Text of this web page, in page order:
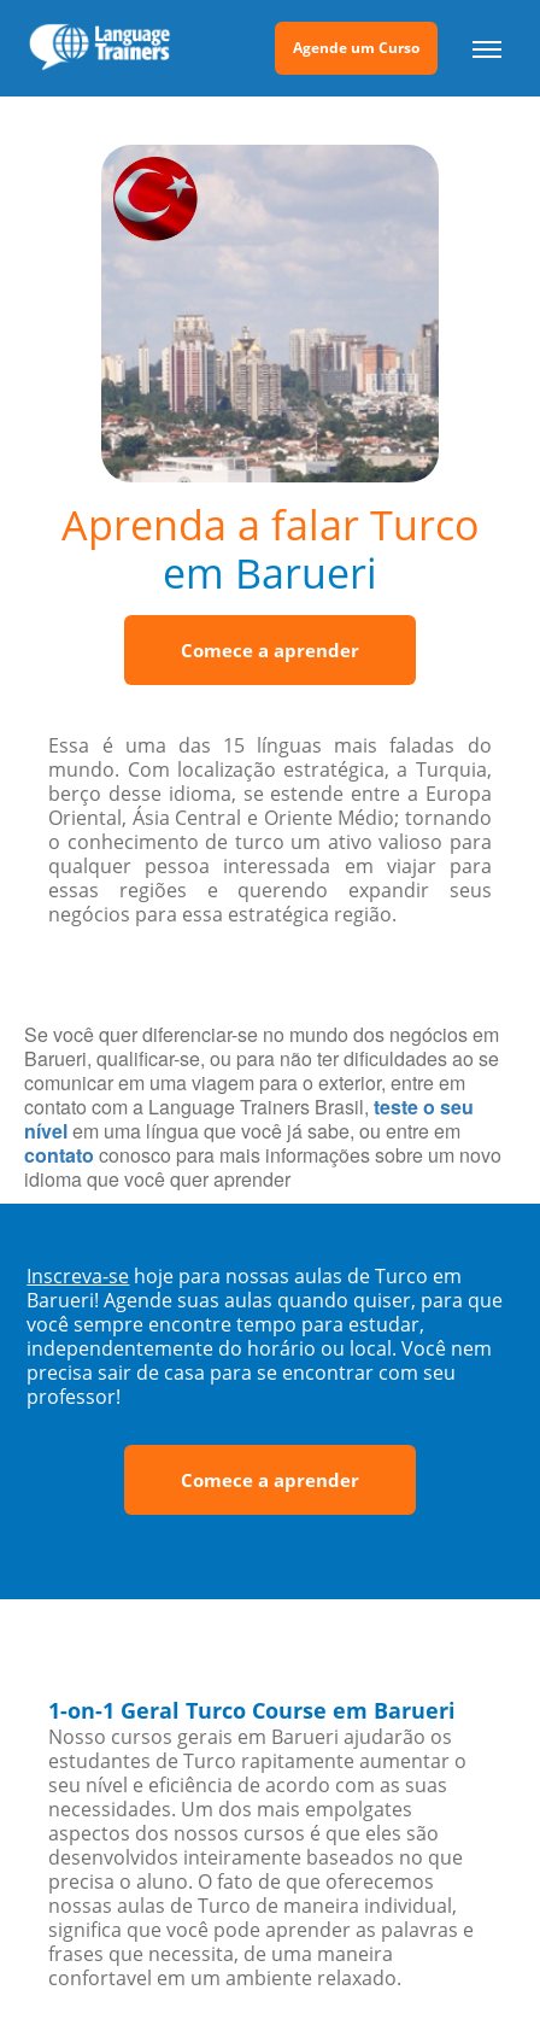
Agende um Curso
Aprenda a falar Turco
em Barueri
Comece a aprender
Essa é uma das 15 línguas mais faladas do
mundo. Com localização estratégica, a Turquia,
berço desse idioma, se estende entre a Europa
Oriental, Ásia Central e Oriente Médio; tornando
o conhecimento de turco um ativo valioso para
qualquer pessoa interessada em viajar para
essas regiões e querendo expandir seus
negócios para essa estratégica região.
Se você quer diferenciar-se no mundo dos negócios em
Barueri, qualificar-se, ou para não ter dificuldades ao se
comunicar em uma viagem para o exterior, entre em
contato com a Language Trainers Brasil, teste o seu
nívelem uma língua que você já sabe, ou entre em
contato conosco para mais informações sobre um novo
idioma que você quer aprender
Inscreva-se hoje para nossas aulas de Turco em
Barueri! Agende suas aulas quando quiser, para que
você sempre encontre tempo para estudar,
independentemente do horário ou local. Você nem
precisa sair de casa para se encontrar com seu
professor!
Comece a aprender
1-on-1 Geral Turco Course em Barueri
Nosso cursos gerais em Barueri ajudarão os
estudantes de Turco rapitamente aumentar o
seu nível e eficiência de acordo com as suas
necessidades. Um dos mais empolgates
aspectos dos nossos cursos é que eles são
desenvolvidos inteiramente baseados no que
precisa o aluno. O fato de que oferecemos
nossas aulas de Turco de maneira individual,
significa que você pode aprender as palavras e
frases que necessita, de uma maneira
confortavel em um ambiente relaxado.